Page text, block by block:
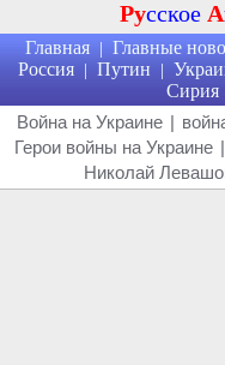
Русское А
Главная | Главные
Россия | Путин |
Сирия
Война на Украине |
Герои войны на Украине |
Николай